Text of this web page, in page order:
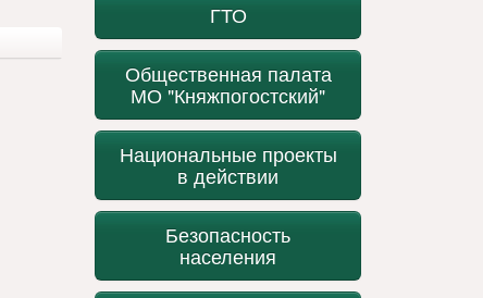
ГТО
Общественная палата
МО "Княжпогостский"
Национальные проекты
в действии
Безопасность
населения